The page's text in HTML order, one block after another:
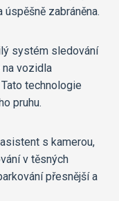
zabráněna.
systém sledování
na vozidla
technologie
pruhu.
s kamerou,
v těsných
přesnější a